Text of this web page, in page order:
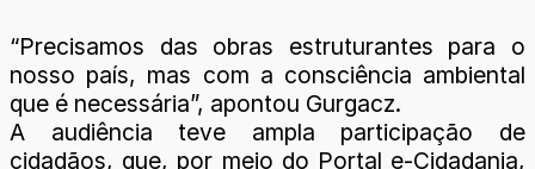
“Precisamos das obras estruturantes para o
nosso país, mas com a consciência ambiental
que é necessária”, apontou Gurgacz.
A audiência teve ampla participação de
cidadãos, que, por meio do Portal e-Cidadania,